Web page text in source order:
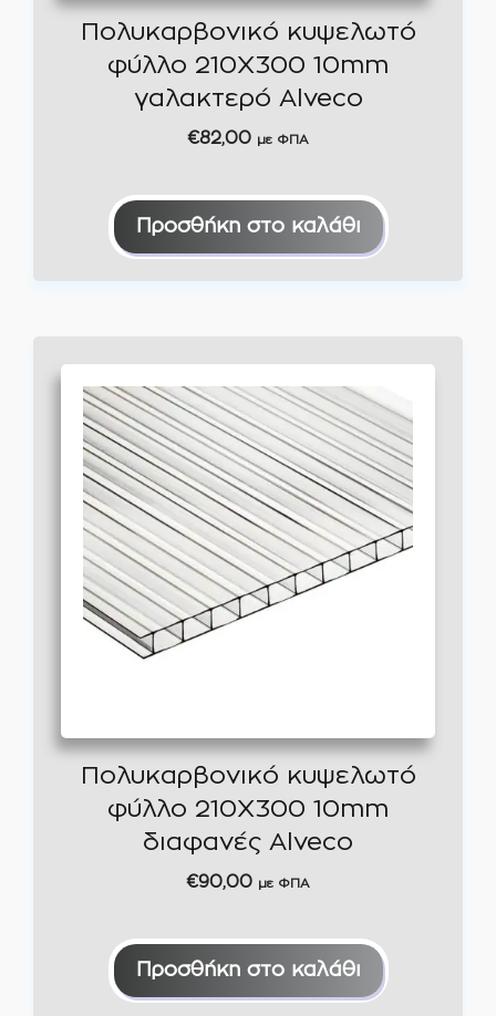
Πολυκαρβονικό κυψελωτό
φύλλο 210Χ300 10mm
γαλακτερό Alveco
€82,00 με ΦΠΑ
Προσθήκη στο καλάθι
Πολυκαρβονικό κυψελωτό
φύλλο 210Χ300 10mm
διαφανές Alveco
€90,00 με ΦΠΑ
Προσθήκη στο καλάθι